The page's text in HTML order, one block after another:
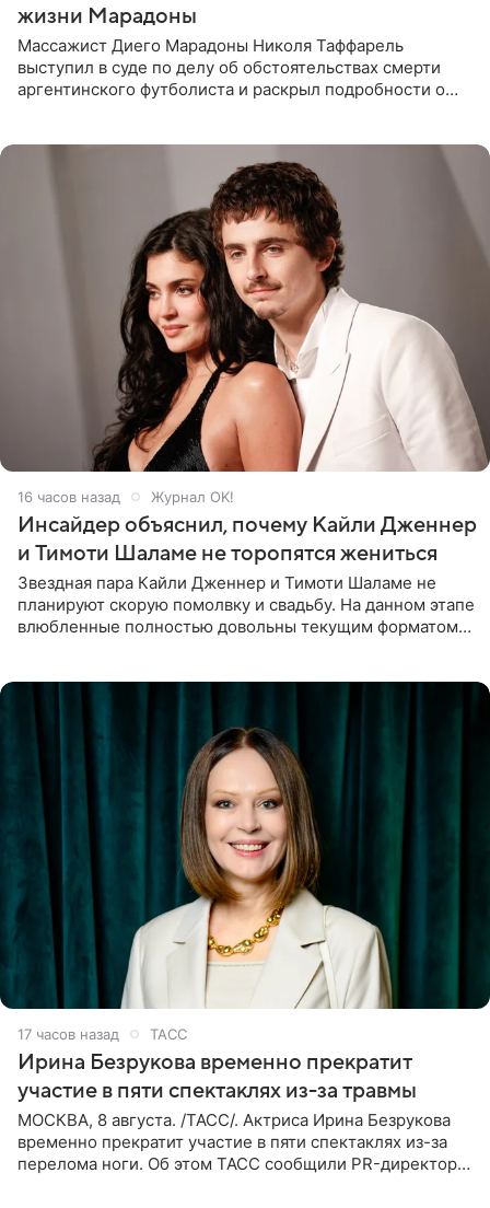
жизни Марадоны
Массажист Диего Марадоны Николя Таффарель
выступил в суде по делу об обстоятельствах смерти
аргентинского футболиста и раскрыл подробности о
16 часов назад Журнал OK!
Инсайдер объяснил, почему Кайли Дженнер
и Тимоти Шаламе не торопятся жениться
Звездная пара Кайли Дженнер и Тимоти Шаламе не
планируют скорую помолвку и свадьбу. На данном этапе
влюбленные полностью довольны текущим форматом
17 часов назад ТАСС
Ирина Безрукова временно прекратит
участие в пяти спектаклях из-за травмы
МОСКВА, 8 августа. /ТАСС/. Актриса Ирина Безрукова
временно прекратит участие в пяти спектаклях из-за
перелома ноги. Об этом ТАСС сообщили PR-директор